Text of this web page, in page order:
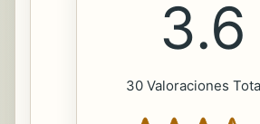
3.6
30 Valoraciones